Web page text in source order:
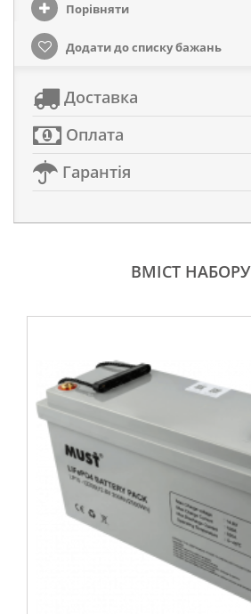
Порівняти
Додати до списку бажань
Доставка
Оплата
Гарантія
ВМІСТ НАБОРУ